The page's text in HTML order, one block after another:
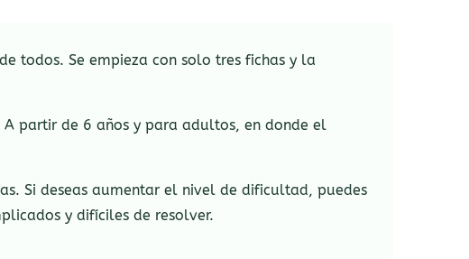
todos. Se empieza con solo tres fichas y la
partir de 6 años y para adultos, en donde el
Si deseas aumentar el nivel de dificultad, puedes
y difíciles de resolver.